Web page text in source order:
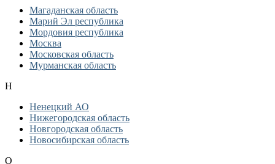
Магаданская область
Марий Эл республика
Мордовия республика
Москва
Московская область
Мурманская область
Н
Ненецкий АО
Нижегородская область
Новгородская область
Новосибирская область
О